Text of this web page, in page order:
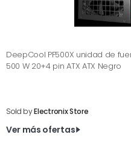
DeepCool PF500X unidad de
500 W 20+4 pin ATX ATX Negro
Sold byElectronix Store
Ver más ofertas